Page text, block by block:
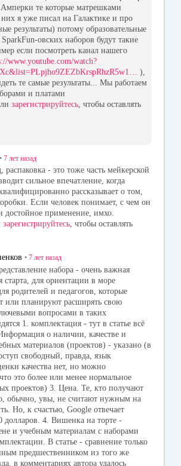
те которые матрешками
них я уже писал на Галактике и про
результаты) потому образовательные
SparkFun-овских наборов будут такие
если посмотреть канал нашего
www.youtube.com/watch?
),
те самые результаты... Мы работаем
и платами
зарегистрируйтесь , чтобы оставлять
• 7 лет назад
распаковка - это тоже часть мейкерской
сильное впечатление, когда
рассказывает о том,
Если человек понимает, с чем он
и достойное применение, имхо.
зарегистрируйтесь, чтобы оставлять
• 7 лет назад
набора - очень важная
для ориентации в море
родителей и педагогов, которые
или планируют расширять свою
вопросами в таких
1. комплектация - тут в статье всё
о наличии, качестве и
материалов (проектов) - указано (в
свободный, правда, язык
качества нет, но можно
это более или менее нормальное
проектов) 3. Цена. Те, кто получают
обычно, увы, не считают нужным на
Но, к счастью, Google отвечает
долларов. 4. Вишенка на торте -
и учебным материалам с наборами
В статье - сравнение только
предшественником из того же
в комментариях автора удалось